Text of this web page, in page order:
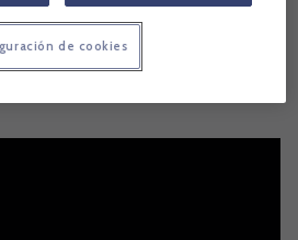
de cookies